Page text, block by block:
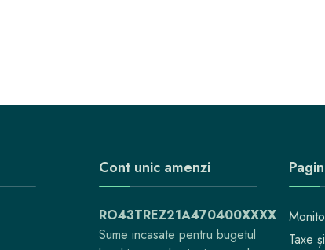
Cont unic amenzi
RO43TREZ21A470400XXXX
Sume incasate pentru bugetul
Taxe